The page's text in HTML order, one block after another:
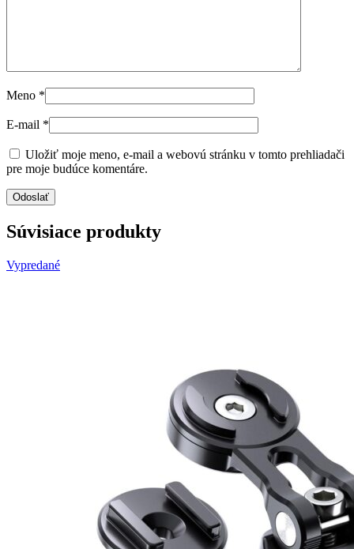
Meno *
E-mail *
Uložiť moje meno, e-mail a webovú stránku v tomto prehliadači
pre moje budúce komentáre.
Súvisiace produkty
Vypredané